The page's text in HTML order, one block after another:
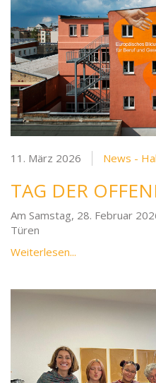
11. März 2026 News -
TAG DER
Am Samstag, 28. Februar
Türen
Weiterlesen...